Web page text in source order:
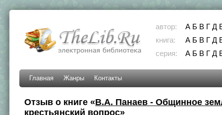
автор: А Б В Г Д
книга:
А Б В Г Д
серия:
А Б В Г Д
Главная Жанры Контакты
Отзыв о книге «В.А. Панаев - Общинное
крестьянский вопрос»